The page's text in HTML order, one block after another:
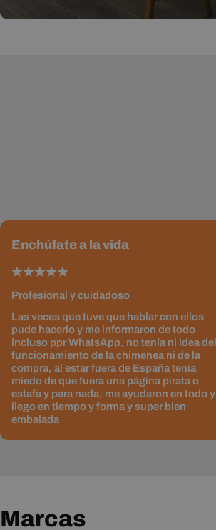
Enchúfate a la vida
Profesional y cuidadoso
Las veces que tuve que hablar con ellos
pude hacerlo y me informaron de todo
incluso ppr WhatsApp, no tenía ni idea del
funcionamiento de la chimenea ni de la
compra, al estar fuera de España tenía
miedo de que fuera una página pirata o
estafa y para nada, me ayudaron en todo y
llego en tiempo y forma y super bien
embalada
Marcas